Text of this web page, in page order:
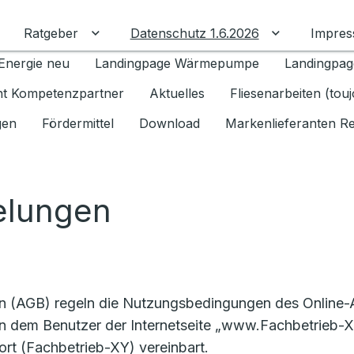
Ratgeber Untermenü für Ratgeber umschalten
Datenschutz 1.6.2026 Untermenü
neu
Landingpage Wärmepumpe
Kompetenzpartner
Aktuelles
Fliesenarbeiten
Fördermittel Download Markenlieferanten
(AGB) regeln die Nutzungsbedingungen des
Benutzer der Internetseite „www.Fachbetrieb-
(Fachbetrieb-XY) vereinbart.